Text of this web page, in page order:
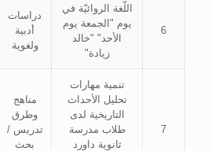
6
اللّغة الروائيّة في
يوم "الجمعة يوم
الأحد" "خالد
زيادة"
دراسات
أدبية
ولغوية
7
تنمية مهارات
تحليل الأحداث
التاريخية لدى
طلاب مدرسة
ثانوية داورد
مناهج
وطرق
تدريس /
بحث